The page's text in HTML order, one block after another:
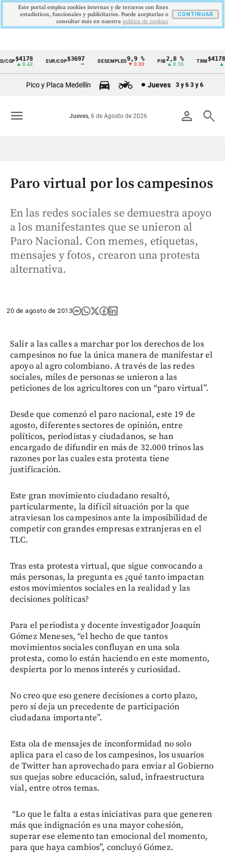
Cintillo
Colombia
$4178
▲ 0.42
EUR/COP$3697 DESEMPLEO 9,9 %
▼ 0.30
PIB2,8 %
▲ 0.10
TRM
▲
Pico y Placa Medellín Jueves 3 y 6 3 y 6
person search
Jueves, 6 de Agosto de 2026
menu
Paro virtual por los campesinos
En las redes sociales se demuestra apoyo
a los manifestantes que se unieron al
Paro Nacional. Con memes, etiquetas,
mensajes y fotos, crearon una protesta
alternativa.
20 de agosto de 2013
Salir a las calles a marchar por los derechos de los
campesinos no fue la única manera de manifestar el
apoyo al agro colombiano. A través de las redes
sociales, miles de personas se unieron a las
peticiones de los agricultores con un “paro virtual”.
Desde que comenzó el paro nacional, este 19 de
agosto, diferentes sectores de opinión, entre
políticos, periodistas y ciudadanos, se han
encargado de difundir en más de 32.000 trinos las
razones por las cuales esta protesta tiene
justificación.
Este gran movimiento ciudadano resaltó,
particularmente, la difícil situación por la que
atraviesan los campesinos ante la imposibilidad de
competir con grandes empresas extranjeras en el
TLC.
Tras esta protesta virtual, que sigue convocando a
más personas, la pregunta es ¿qué tanto impactan
estos movimientos sociales en la realidad y las
decisiones políticas?
Para el periodista y docente investigador Joaquín
Gómez Meneses, “el hecho de que tantos
movimientos sociales confluyan en una sola
protesta, como lo están haciendo en este momento,
despierta por lo menos interés y curiosidad.
No creo que eso genere decisiones a corto plazo,
pero sí deja un precedente de participación
ciudadana importante”.
Esta ola de mensajes de inconformidad no solo
aplica para el caso de los campesinos, los usuarios
de Twitter han aprovechado para enviar al Gobierno
sus quejas sobre educación, salud, infraestructura
vial, entre otros temas.
“Lo que le falta a estas iniciativas para que generen
más que indignación es una mayor cohesión,
superar ese elemento tan emocional del momento,
para que haya cambios”, concluyó Gómez.
Este portal emplea cookies internas y de terceros con fines
estadísticos, funcionales y publicitarios. Puede aceptarlas o
consultar más en nuestra politica de cookies
CONTINUAR